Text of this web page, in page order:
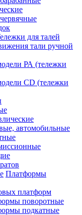
для талей
тали ручной
РА (тележки
CD (тележки
автомобильные
Платформы
платформ
поворотные
подкатные